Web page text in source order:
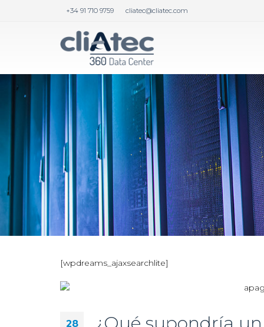
+34 91 710 9759 cliatec@cliatec.com
[wpdreams_ajaxsearchlite]
28